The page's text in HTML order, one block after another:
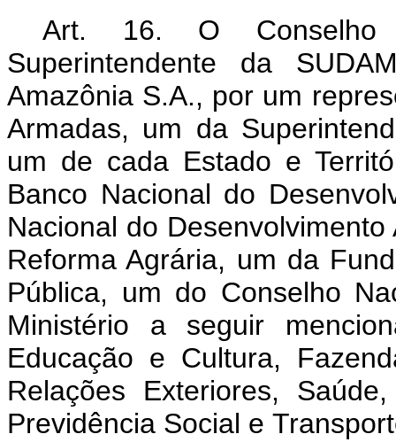
Art. 16. O Conselho
Superintendente da
Amazônia S.A., por um
Armadas, um da
um de cada Estado e
Banco Nacional do
Nacional do
Reforma Agrária, um da
Pública, um do Conselho
Ministério a seguir
Educação e Cultura,
Relações Exteriores,
Previdência Social e